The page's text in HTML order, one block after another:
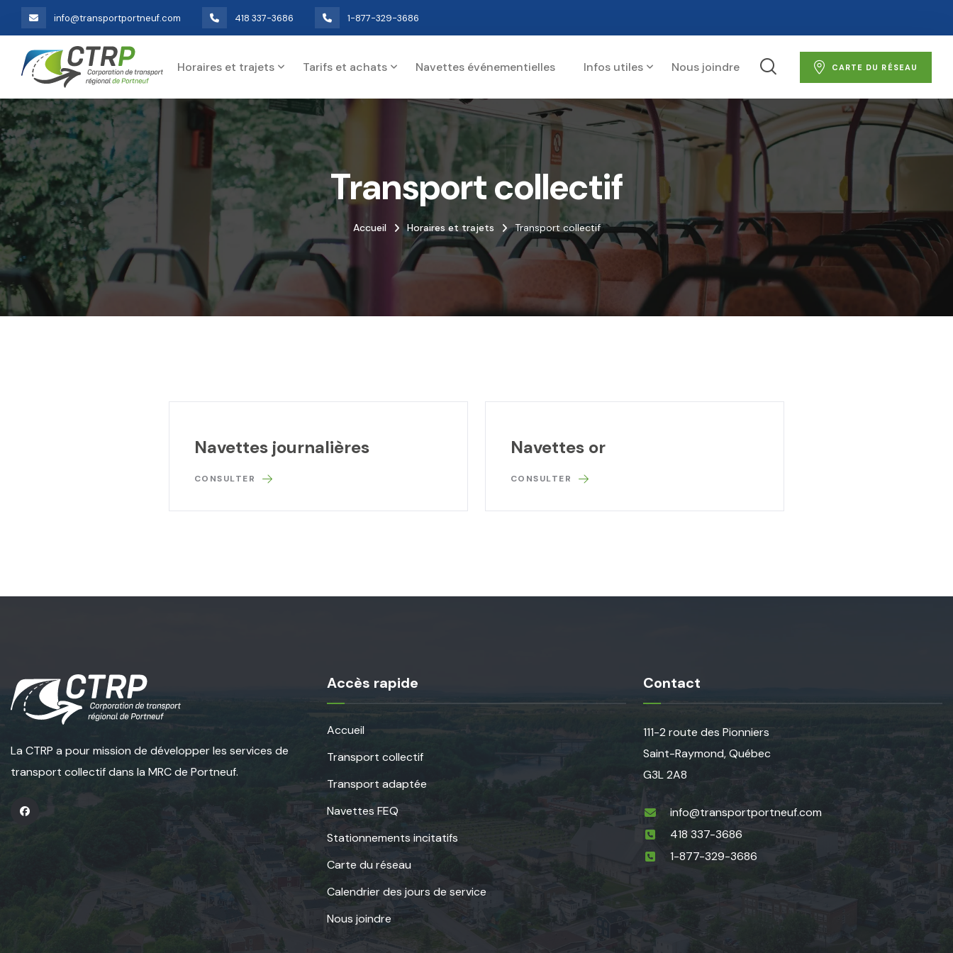
info@transportportneuf.com 418 337-3686 1-877-329-3686
Horaires et trajets Tarifs et achats Navettes événementielles Infos utiles Nous joindre CARTE DU RÉSEAU
Transport collectif
Accueil Horaires et trajets Transport collectif
Navettes journalières
CONSULTER
Navettes or
CONSULTER
La CTRP a pour mission de développer les services de
transport collectif dans la MRC de Portneuf.
Accès rapide
Accueil
Transport collectif
Transport adaptée
Navettes FEQ
Stationnements incitatifs
Carte du réseau
Calendrier des jours de service
Nous joindre
Contact
111-2 route des Pionniers
Saint-Raymond, Québec
G3L 2A8
info@transportportneuf.com
418 337-3686
1-877-329-3686